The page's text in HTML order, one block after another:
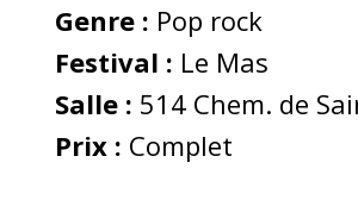
Genre : Pop rock
Festival : Le Mas
Salle : 514 Chem. de
Prix : Complet